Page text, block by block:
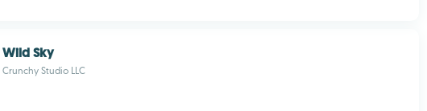
Wild Sky
Crunchy Studio LLC